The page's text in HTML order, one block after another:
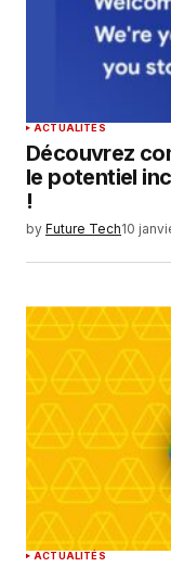
ACTUALITÉS
Découvrez
le potentiel
!
by Future Tech10
ACTUALITÉS